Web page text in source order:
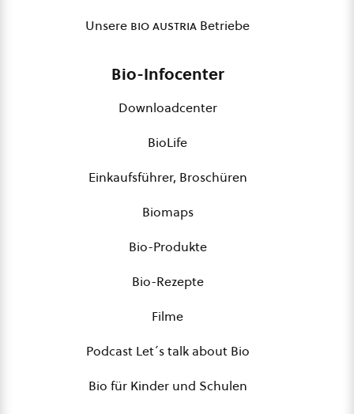
Unsere bio austria Betriebe
Bio-Infocenter
Downloadcenter
BioLife
Einkaufsführer, Broschüren
Biomaps
Bio-Produkte
Bio-Rezepte
Filme
Podcast Let´s talk about Bio
Bio für Kinder und Schulen